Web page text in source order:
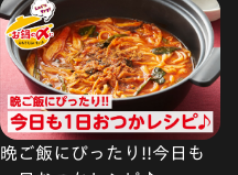
晩ご飯にぴったり!!今日も